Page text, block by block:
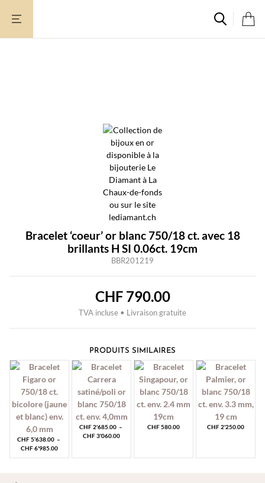
Bracelet ‘coeur’ or blanc 750/18 ct. avec 18
brillants H SI 0.06ct. 19cm
BBR201219
CHF790.00
TVA incluse • Livraison gratuite
PRODUITS SIMILAIRES
CHF5'638.00 –
CHF6'985.00Plage
de
CHF2'685.00 –
CHF3'060.00Plage
CHF580.00 CHF2'250.00